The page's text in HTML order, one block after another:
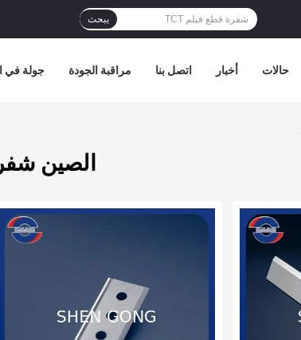
يبحث
جولة في مراقبة الجودة اتصل بنا أخبار حالات
الصين